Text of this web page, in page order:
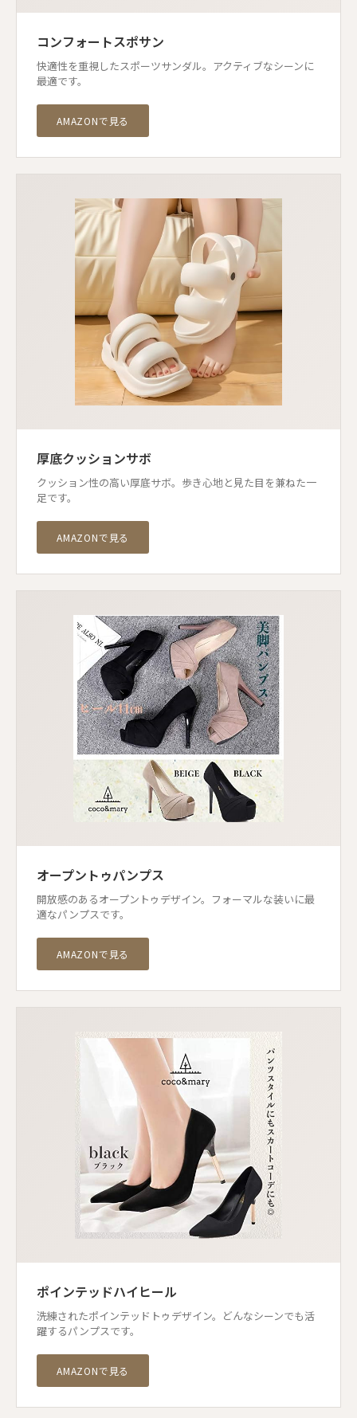
コンフォートスポサン
快適性を重視したスポーツサンダル。アクティブなシーンに
最適です。
AMAZONで見る
厚底クッションサボ
クッション性の高い厚底サボ。歩き心地と見た目を兼ねた一
足です。
AMAZONで見る
オープントゥパンプス
開放感のあるオープントゥデザイン。フォーマルな装いに最
適なパンプスです。
AMAZONで見る
ポインテッドハイヒール
洗練されたポインテッドトゥデザイン。どんなシーンでも活
躍するパンプスです。
AMAZONで見る